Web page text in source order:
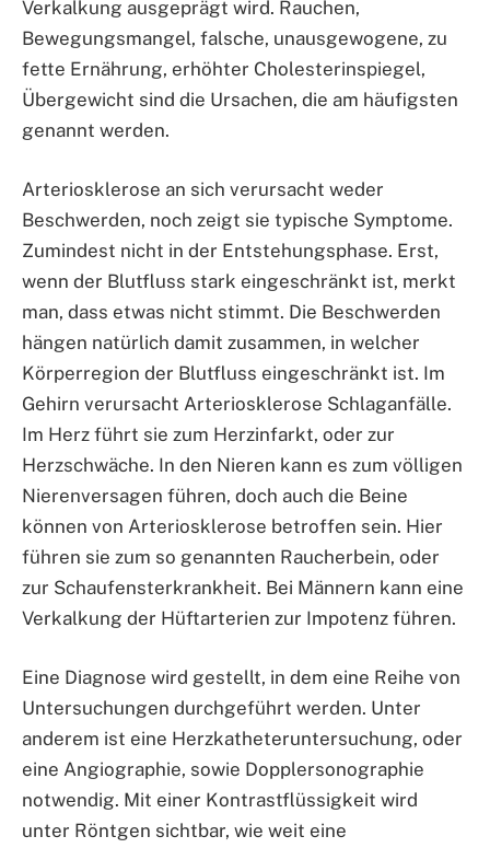
Verkalkung ausgeprägt wird. Rauchen,
Bewegungsmangel, falsche, unausgewogene, zu
fette Ernährung, erhöhter Cholesterinspiegel,
Übergewicht sind die Ursachen, die am häufigsten
genannt werden.
Arteriosklerose an sich verursacht weder
Beschwerden, noch zeigt sie typische Symptome.
Zumindest nicht in der Entstehungsphase. Erst,
wenn der Blutfluss stark eingeschränkt ist, merkt
man, dass etwas nicht stimmt. Die Beschwerden
hängen natürlich damit zusammen, in welcher
Körperregion der Blutfluss eingeschränkt ist. Im
Gehirn verursacht Arteriosklerose Schlaganfälle.
Im Herz führt sie zum Herzinfarkt, oder zur
Herzschwäche. In den Nieren kann es zum völligen
Nierenversagen führen, doch auch die Beine
können von Arteriosklerose betroffen sein. Hier
führen sie zum so genannten Raucherbein, oder
zur Schaufensterkrankheit. Bei Männern kann eine
Verkalkung der Hüftarterien zur Impotenz führen.
Eine Diagnose wird gestellt, in dem eine Reihe von
Untersuchungen durchgeführt werden. Unter
anderem ist eine Herzkatheteruntersuchung, oder
eine Angiographie, sowie Dopplersonographie
notwendig. Mit einer Kontrastflüssigkeit wird
unter Röntgen sichtbar, wie weit eine